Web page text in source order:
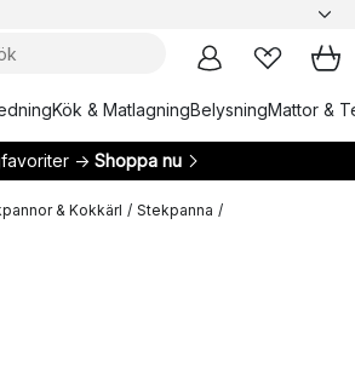
Kök & MatlagningBelysningMattor &
→ Shoppa nu
& Kokkärl / Stekpanna /